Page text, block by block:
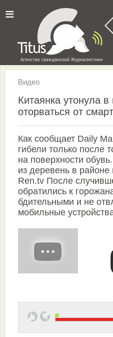
≡
Видео
Китаянка утонула
оторваться от
Как сообщает Daily
гибели только после
на поверхности
из деревень в районе
Ren.tv После
обратились к
бдительными и не
мобильные